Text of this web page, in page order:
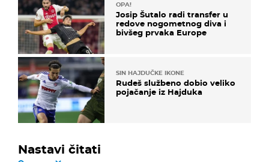
OPA!
Josip Šutalo radi transfer u
redove nogometnog diva i
bivšeg prvaka Europe
SIN HAJDUČKE IKONE
Rudeš službeno dobio veliko
pojačanje iz Hajduka
Nastavi čitati